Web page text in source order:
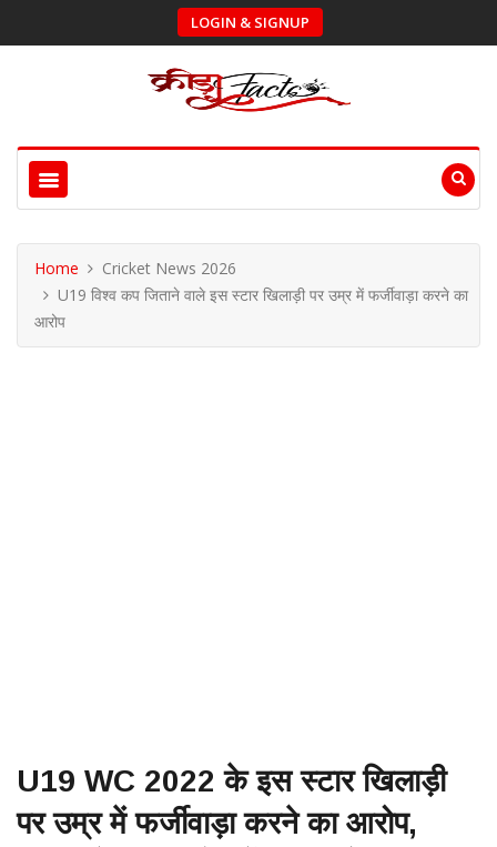
LOGIN & SIGNUP
Home
Cricket News 2026
U19 विश्व कप जिताने वाले इस स्टार खिलाड़ी पर उम्र में फर्जीवाड़ा करने का
आरोप
U19 WC 2022 के इस स्टार खिलाड़ी
पर उम्र में फर्जीवाड़ा करने का आरोप,